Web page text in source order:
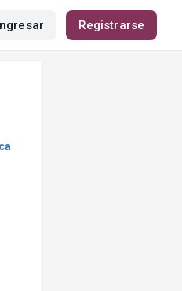
Registrarse